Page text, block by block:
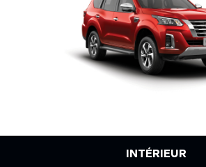
INTÉRIEUR